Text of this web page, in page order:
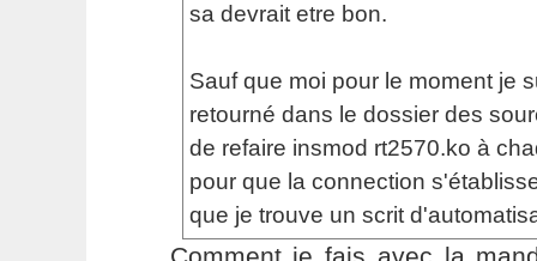
sa devrait etre bon.
Sauf que moi pour le moment je
retourné dans le dossier des
de refaire insmod rt2570.ko à
pour que la connection
que je trouve un scrit